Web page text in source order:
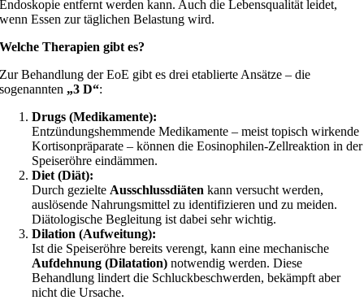
Endoskopie entfernt werden kann. Auch die Lebensqualität leidet,
wenn Essen zur täglichen Belastung wird.
Welche Therapien gibt es?
Zur Behandlung der EoE gibt es drei etablierte Ansätze – die
sogenannten „3 D“:
Drugs (Medikamente):
Entzündungshemmende Medikamente – meist topisch wirkende
Kortisonpräparate – können die Eosinophilen-Zellreaktion in der
Speiseröhre eindämmen.
Diet (Diät):
Durch gezielte Ausschlussdiäten kann versucht werden,
auslösende Nahrungsmittel zu identifizieren und zu meiden.
Diätologische Begleitung ist dabei sehr wichtig.
Dilation (Aufweitung):
Ist die Speiseröhre bereits verengt, kann eine mechanische
Aufdehnung (Dilatation) notwendig werden. Diese
Behandlung lindert die Schluckbeschwerden, bekämpft aber
nicht die Ursache.